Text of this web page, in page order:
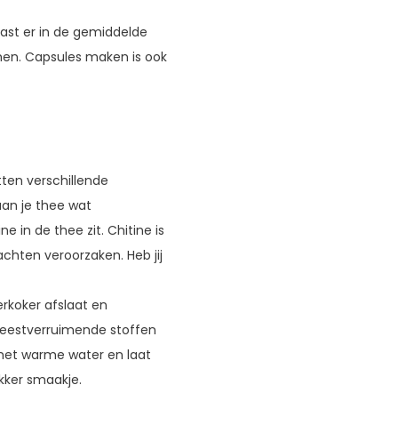
er in de gemiddelde
Capsules maken is ook
verschillende
je thee wat
in de thee zit. Chitine is
veroorzaken. Heb jij
afslaat en
stoffen
warme water en laat
smaakje.